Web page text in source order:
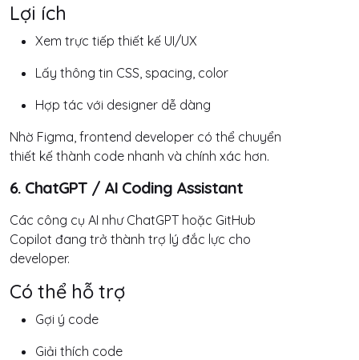
Lợi ích
Xem trực tiếp thiết kế UI/UX
Lấy thông tin CSS, spacing, color
Hợp tác với designer dễ dàng
Nhờ Figma, frontend developer có thể chuyển
thiết kế thành code nhanh và chính xác hơn.
6. ChatGPT / AI Coding Assistant
Các công cụ AI như ChatGPT hoặc GitHub
Copilot đang trở thành trợ lý đắc lực cho
developer.
Có thể hỗ trợ
Gợi ý code
Giải thích code